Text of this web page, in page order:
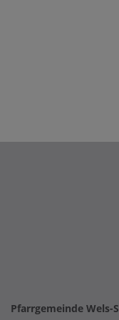
Pfarrgemeinde Wels-